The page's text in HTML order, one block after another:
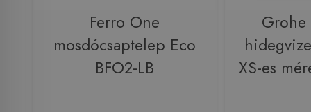
Ferro One
mosdócsaptelep Eco
BFO2-LB
Grohe
XS-es